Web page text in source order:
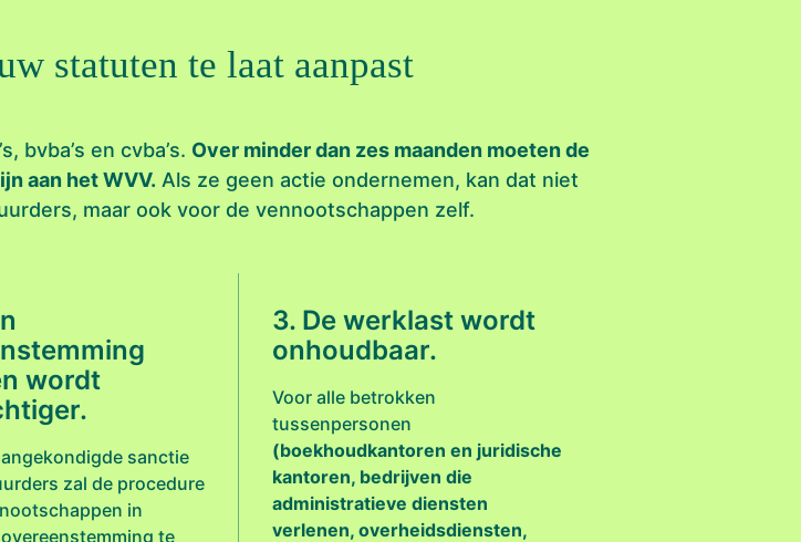
statuten te laat aanpast
bvba’s en cvba’s. Over minder dan zes maanden moeten de
aan het WVV. Als ze geen actie ondernemen, kan dat niet
maar ook voor de vennootschappen zelf.
wordt
sanctie
zal de procedure
in
te
3. De werklast wordt
onhoudbaar.
Voor alle betrokken
tussenpersonen
(boekhoudkantoren en juridische
kantoren, bedrijven die
administratieve diensten
verlenen, overheidsdiensten,